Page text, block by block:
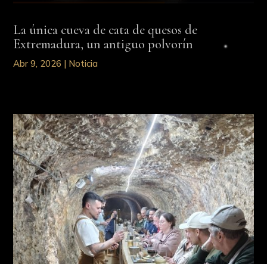
La única cueva de cata de quesos de
Extremadura, un antiguo polvorín
Abr 9, 2026 | Noticia